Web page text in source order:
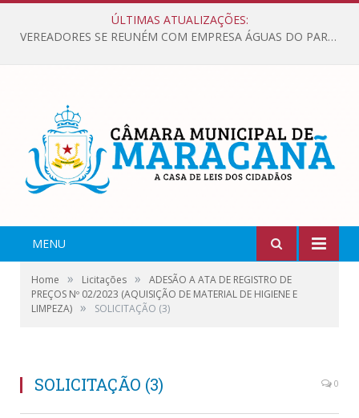
ÚLTIMAS ATUALIZAÇÕES:
VEREADORES SE REUNÉM COM EMPRESA ÁGUAS DO PARÁ, PARA APRESENTAR REIVINDICAÇÕES E MELHORIAS NA QUALIDADE DOS SERVIÇOS OFERECIDOS Á POPULAÇÃO.
MENU
Home » Licitações »
ADESÃO A ATA DE REGISTRO DE
PREÇOS Nº 02/2023 (AQUISIÇÃO DE MATERIAL DE HIGIENE E
LIMPEZA) » SOLICITAÇÃO (3)
SOLICITAÇÃO (3) 0